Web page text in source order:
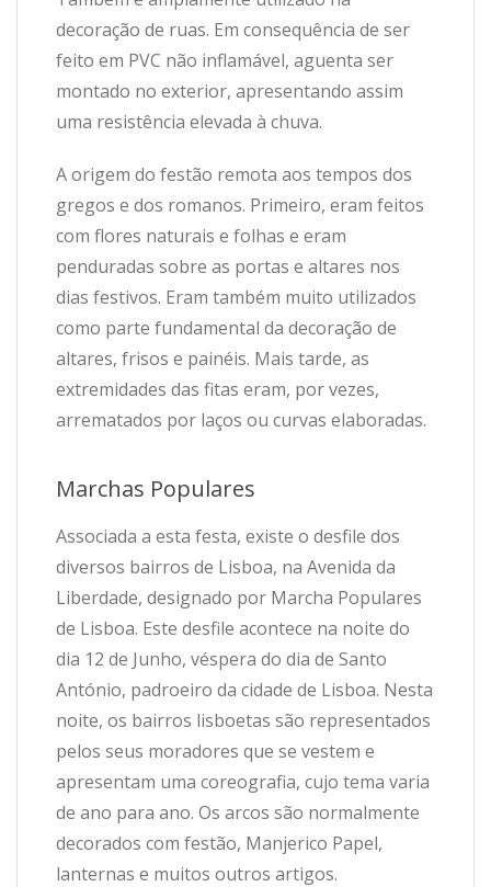
decoração de ruas. Em consequência de ser
feito em PVC não inflamável, aguenta ser
montado no exterior, apresentando assim
uma resistência elevada à chuva.
A origem do festão remota aos tempos dos
gregos e dos romanos. Primeiro, eram feitos
com flores naturais e folhas e eram
penduradas sobre as portas e altares nos
dias festivos. Eram também muito utilizados
como parte fundamental da decoração de
altares, frisos e painéis. Mais tarde, as
extremidades das fitas eram, por vezes,
arrematados por laços ou curvas elaboradas.
Marchas Populares
Associada a esta festa, existe o desfile dos
diversos bairros de Lisboa, na Avenida da
Liberdade, designado por Marcha Populares
de Lisboa. Este desfile acontece na noite do
dia 12 de Junho, véspera do dia de Santo
António, padroeiro da cidade de Lisboa. Nesta
noite, os bairros lisboetas são representados
pelos seus moradores que se vestem e
apresentam uma coreografia, cujo tema varia
de ano para ano. Os arcos são normalmente
decorados com festão, Manjerico Papel,
lanternas e muitos outros artigos.